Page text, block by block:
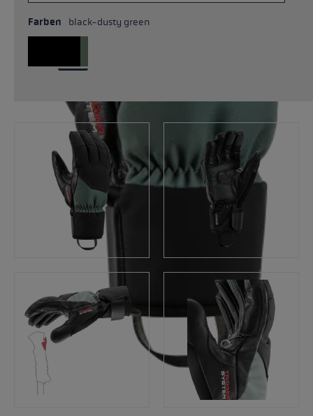
Farben black-dusty green